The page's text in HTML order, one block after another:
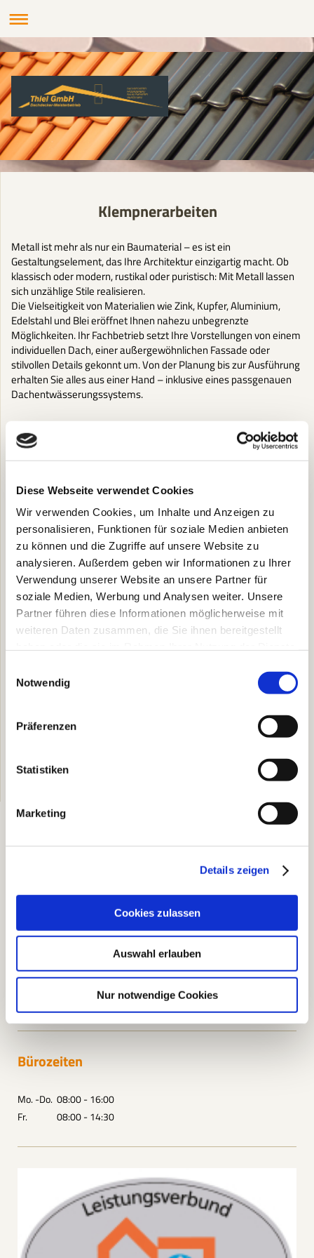
Diese Webseite verwendet Cookies
Wir verwenden Cookies, um Inhalte und Anzeigen zu
personalisieren, Funktionen für soziale Medien anbieten
zu können und die Zugriffe auf unsere Website zu
analysieren. Außerdem geben wir Informationen zu Ihrer
Verwendung unserer Website an unsere Partner für
soziale Medien, Werbung und Analysen weiter. Unsere
Partner führen diese Informationen möglicherweise mit
weiteren Daten zusammen, die Sie ihnen bereitgestellt
Notwendig
Präferenzen
Statistiken
Marketing
Details zeigen
Cookies zulassen
Auswahl erlauben
Nur notwendige Cookies
Klempnerarbeiten
Metall ist mehr als nur ein Baumaterial – es ist ein
Gestaltungselement, das Ihre Architektur einzigartig macht. Ob
klassisch oder modern, rustikal oder puristisch: Mit Metall lassen
sich unzählige Stile realisieren.
Die Vielseitigkeit von Materialien wie Zink, Kupfer, Aluminium,
Edelstahl und Blei eröffnet Ihnen nahezu unbegrenzte
Möglichkeiten. Ihr Fachbetrieb setzt Ihre Vorstellungen von einem
individuellen Dach, einer außergewöhnlichen Fassade oder
stilvollen Details gekonnt um. Von der Planung bis zur Ausführung
erhalten Sie alles aus einer Hand – inklusive eines passgenauen
Dachentwässerungssystems.
Sie haben Fragen?
46145 Oberhausen
Telefon: 0208 / 64 56 64
Telefax: 0208 / 64 56 63
info@thiel-dachdeckerei.de
Bürozeiten
Mo. -Do. 08:00 - 16:00
Fr. 08:00 - 14:30